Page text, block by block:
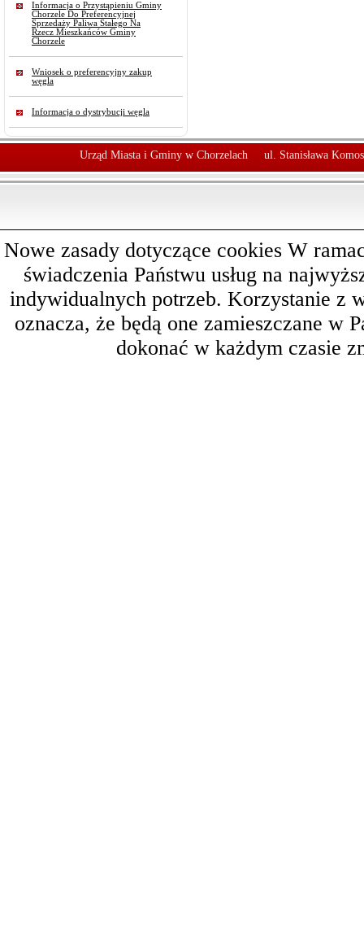
Informacja o Przystąpieniu Gminy
Chorzele Do Preferencyjnej
Sprzedaży Paliwa Stałego Na
Rzecz Mieszkańców Gminy
Chorzele
Wniosek o preferencyjny zakup
węgla
Informacja o dystrybucji węgla
Urząd Miasta i Gminy w Chorzelach ul. Stanisława
Nowe zasady dotyczące cookies W
świadczenia Państwu usług na
indywidualnych potrzeb. Korzystanie z
oznacza, że będą one zamieszczane w
dokonać w każdym czasie